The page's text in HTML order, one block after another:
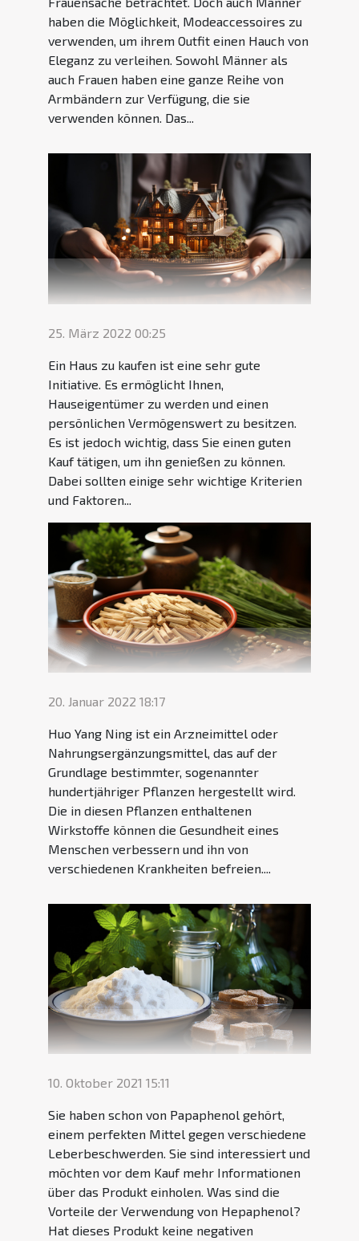
haben die Möglichkeit, Modeaccessoires zu
verwenden, um ihrem Outfit einen Hauch von
Eleganz zu verleihen. Sowohl Männer als
auch Frauen haben eine ganze Reihe von
Armbändern zur Verfügung, die sie
verwenden können. Das...
25. März 2022 00:25
Ein Haus zu kaufen ist eine sehr gute
Initiative. Es ermöglicht Ihnen,
Hauseigentümer zu werden und einen
persönlichen Vermögenswert zu besitzen.
Es ist jedoch wichtig, dass Sie einen guten
Kauf tätigen, um ihn genießen zu können.
Dabei sollten einige sehr wichtige Kriterien
und Faktoren...
20. Januar 2022 18:17
Huo Yang Ning ist ein Arzneimittel oder
Nahrungsergänzungsmittel, das auf der
Grundlage bestimmter, sogenannter
hundertjähriger Pflanzen hergestellt wird.
Die in diesen Pflanzen enthaltenen
Wirkstoffe können die Gesundheit eines
Menschen verbessern und ihn von
verschiedenen Krankheiten befreien....
10. Oktober 2021 15:11
Sie haben schon von Papaphenol gehört,
einem perfekten Mittel gegen verschiedene
Leberbeschwerden. Sie sind interessiert und
möchten vor dem Kauf mehr Informationen
über das Produkt einholen. Was sind die
Vorteile der Verwendung von Hepaphenol?
Hat dieses Produkt keine negativen